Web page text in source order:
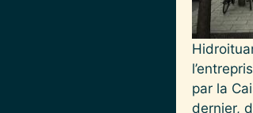
par la
dernier,